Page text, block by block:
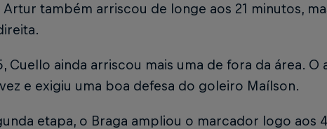
também arriscou de longe aos 21 minutos,
Cuello ainda arriscou mais uma de fora da área.
e exigiu uma boa defesa do goleiro Maílson.
etapa, o Braga ampliou o marcador logo aos